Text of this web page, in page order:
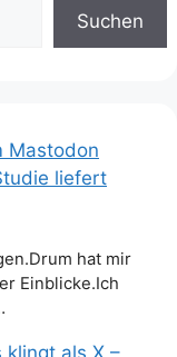
Suchen
Mastodon
liefert
hat mir
Einblicke.Ich